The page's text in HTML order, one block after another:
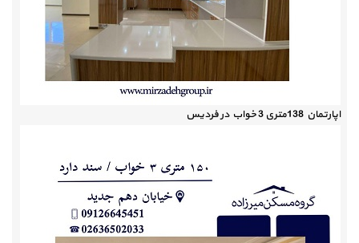
اپارتمان 138متری 3 خواب در فردیس